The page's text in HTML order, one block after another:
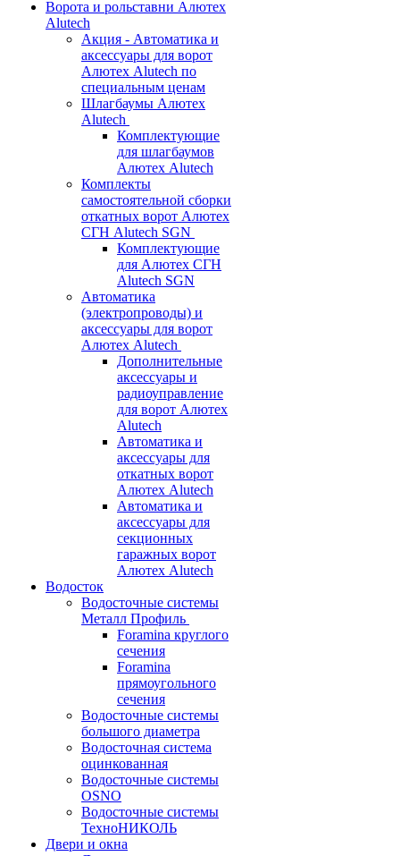
Ворота и рольставни Алютех
Alutech
Акция - Автоматика и
аксессуары для ворот
Алютех Alutech по
специальным ценам
Шлагбаумы Алютех
Alutech
Комплектующие
для шлагбаумов
Алютех Alutech
Комплекты
самостоятельной сборки
откатных ворот Алютех
СГН Alutech SGN
Комплектующие
для Алютех СГН
Alutech SGN
Автоматика
(электропроводы) и
аксессуары для ворот
Алютех Alutech
Дополнительные
аксессуары и
радиоуправление
для ворот Алютех
Alutech
Автоматика и
аксессуары для
откатных ворот
Алютех Alutech
Автоматика и
аксессуары для
секционных
гаражных ворот
Алютех Alutech
Водосток
Водосточные системы
Металл Профиль
Foramina круглого
сечения
Foramina
прямоугольного
сечения
Водосточные системы
большого диаметра
Водосточная система
оцинкованная
Водосточные системы
OSNO
Водосточные системы
ТехноНИКОЛЬ
Двери и окна